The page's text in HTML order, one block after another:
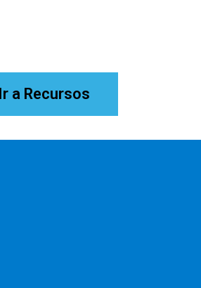
Ir a Recursos